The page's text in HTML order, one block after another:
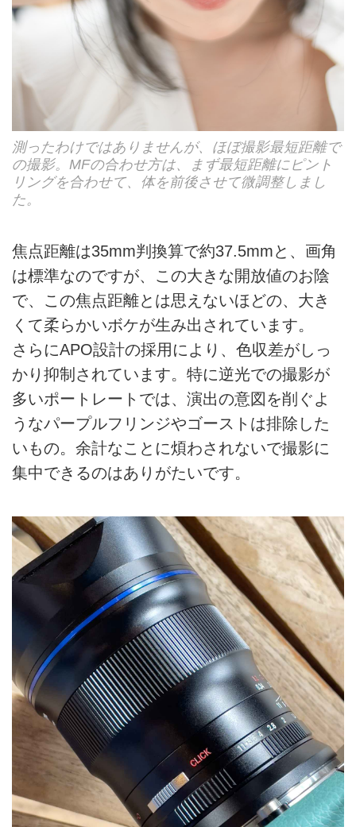
測ったわけではありませんが、ほぼ撮影最短距離で
の撮影。MFの合わせ方は、まず最短距離にピント
リングを合わせて、体を前後させて微調整しまし
た。
焦点距離は35mm判換算で約37.5mmと、画角
は標準なのですが、この大きな開放値のお陰
で、この焦点距離とは思えないほどの、大き
くて柔らかいボケが生み出されています。
さらにAPO設計の採用により、色収差がしっ
かり抑制されています。特に逆光での撮影が
多いポートレートでは、演出の意図を削ぐよ
うなパープルフリンジやゴーストは排除した
いもの。余計なことに煩わされないで撮影に
集中できるのはありがたいです。